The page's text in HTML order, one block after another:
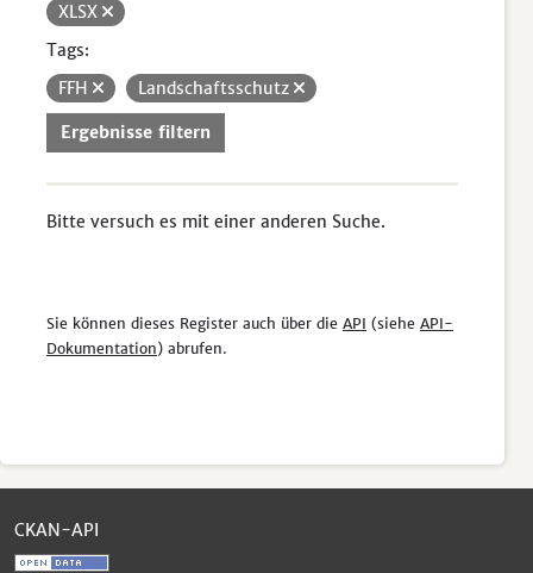
XLSX
Tags:
FFH
Landschaftsschutz
Ergebnisse filtern
Bitte versuch es mit einer anderen Suche.
Sie können dieses Register auch über die API (siehe API-
Dokumentation) abrufen.
CKAN-API